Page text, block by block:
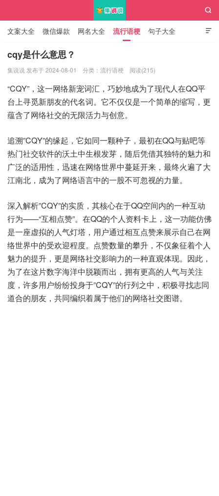

文案大全 微信爆款 网名大全 流行语梗 句子大全
知识大全

cqy是什么意思？
集说说 发布于 2024-08-01 分类： 流行语梗 阅读(215)
“CQY”，这一网络新宠词汇，巧妙地成为了现代人在QQ平
台上寻觅新朋友的代名词。它不仅仅是一个简单的缩写，更
蕴含了网络社交的无限活力与创意。
追溯”CQY”的缘起，它如同一颗种子，最初在QQ与贴吧等
热门社交软件的沃土中生根发芽，随后凭借其独特的魅力和
广泛的适用性，迅速在网络世界中蔓延开来，最终火遍了大
江南北，成为了网络语言中的一股不可忽视的力量。
深入解析”CQY”的实质，其核心在于QQ空间内的一种互动
行为——“互相点赞”。在QQ的个人资料卡上，这一功能仿佛
是一座虚拟的人气灯塔，用户通过相互点赞来展示自己在网
络世界中的受欢迎程度。点赞数量的攀升，不仅象征着个人
魅力的提升，更是网络社交影响力的一种直观体现。因此，
为了在这片数字海洋中脱颖而出，拥有更高的人气与关注
度，许多用户纷纷投身于”CQY”的行列之中，积极寻找志同
道合的朋友，共同编织着属于他们的网络社交图谱。